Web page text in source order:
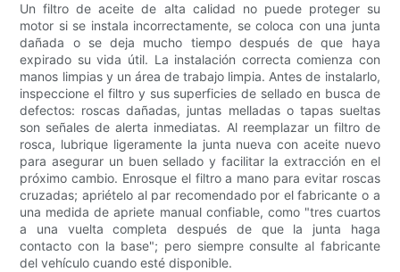
Un filtro de aceite de alta calidad no puede proteger su
motor si se instala incorrectamente, se coloca con una junta
dañada o se deja mucho tiempo después de que haya
expirado su vida útil. La instalación correcta comienza con
manos limpias y un área de trabajo limpia. Antes de instalarlo,
inspeccione el filtro y sus superficies de sellado en busca de
defectos: roscas dañadas, juntas melladas o tapas sueltas
son señales de alerta inmediatas. Al reemplazar un filtro de
rosca, lubrique ligeramente la junta nueva con aceite nuevo
para asegurar un buen sellado y facilitar la extracción en el
próximo cambio. Enrosque el filtro a mano para evitar roscas
cruzadas; apriételo al par recomendado por el fabricante o a
una medida de apriete manual confiable, como "tres cuartos
a una vuelta completa después de que la junta haga
contacto con la base"; pero siempre consulte al fabricante
del vehículo cuando esté disponible.